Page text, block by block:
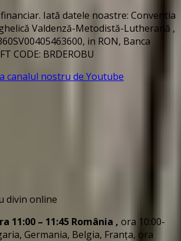
Iată datele noastre: Conventia
Valdenză-Metodistă-Lutherană ,
in RON, Banca
CODE: BRDEROBU
canalul nostru de Youtube
divin online
11:00 – 11:45 România , ora 10:00-
Germania, Belgia, Franța, ora